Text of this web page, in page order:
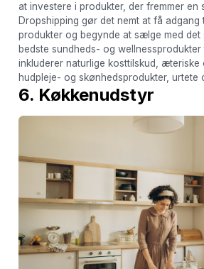
at investere i produkter, der fremmer en
Dropshipping gør det nemt at få
produkter og begynde at sælge med det
bedste sundheds- og wellnessprodukter
inkluderer naturlige kosttilskud, æteriske
hudpleje- og skønhedsprodukter, urtete
6. Køkkenudstyr